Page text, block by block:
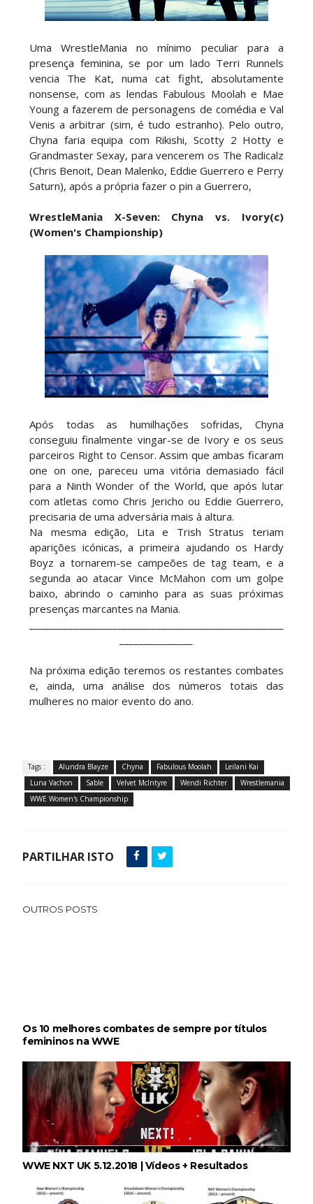
Uma WrestleMania no mínimo peculiar para a
presença feminina, se por um lado Terri Runnels
vencia The Kat, numa cat fight, absolutamente
nonsense, com as lendas Fabulous Moolah e Mae
Young a fazerem de personagens de comédia e Val
Venis a arbitrar (sim, é tudo estranho). Pelo outro,
Chyna faria equipa com Rikishi, Scotty 2 Hotty e
Grandmaster Sexay, para vencerem os The Radicalz
(Chris Benoit, Dean Malenko, Eddie Guerrero e Perry
Saturn), após a própria fazer o pin a Guerrero,
WrestleMania X-Seven: Chyna vs. Ivory(c)
(Women's Championship)
Após todas as humilhações sofridas, Chyna
conseguiu finalmente vingar-se de Ivory e os seus
parceiros Right to Censor. Assim que ambas ficaram
one on one, pareceu uma vitória demasiado fácil
para a Ninth Wonder of the World, que após lutar
com atletas como Chris Jericho ou Eddie Guerrero,
precisaria de uma adversária mais à altura.
Na mesma edição, Lita e Trish Stratus teriam
aparições icónicas, a primeira ajudando os Hardy
Boyz a tornarem-se campeões de tag team, e a
segunda ao atacar Vince McMahon com um golpe
baixo, abrindo o caminho para as suas próximas
presenças marcantes na Mania.
Na próxima edição teremos os restantes combates
e, ainda, uma análise dos números totais das
mulheres no maior evento do ano.
Tags : Alundra Blayze Chyna Fabulous Moolah
Leilani Kai
Luna Vachon
Sable Velvet McIntyre Wendi Richter
Wrestlemania
WWE Women's Championship
PARTILHAR ISTO
OUTROS POSTS
Os 10 melhores combates de sempre por títulos
femininos na WWE
WWE NXT UK 5.12.2018 | Vídeos + Resultados